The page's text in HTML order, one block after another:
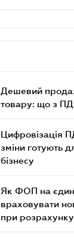
Дешевий
товару: що з
Цифровізація
зміни готують
бізнесу
Як ФОП на
враховувати
при